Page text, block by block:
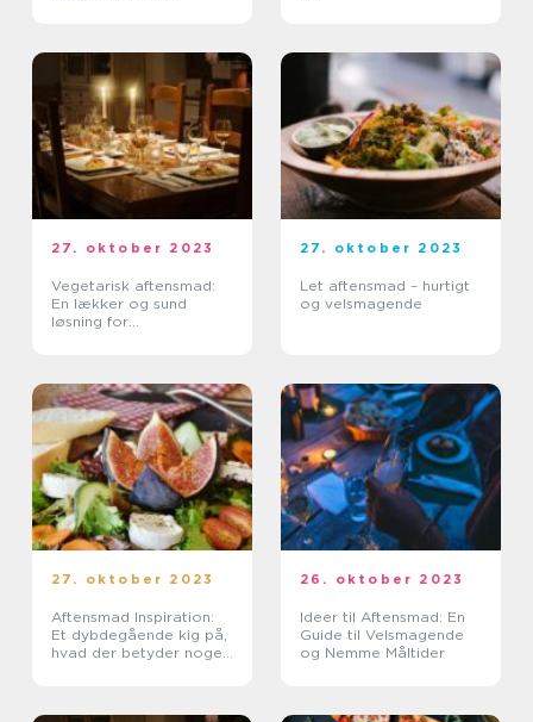
27. oktober 2023
Vegetarisk aftensmad:
En lækker og sund
løsning for
27. oktober 2023
Let aftensmad – hurtigt
og velsmagende
27. oktober 2023
Aftensmad Inspiration:
Et dybdegående kig på,
hvad der betyder noget
26. oktober 2023
Ideer til Aftensmad: En
Guide til Velsmagende
og Nemme Måltider